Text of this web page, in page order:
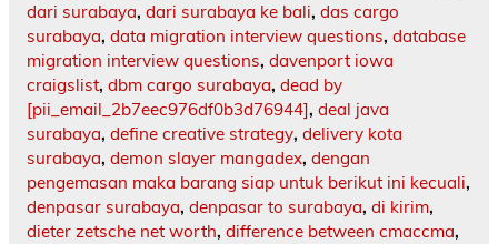
dari surabaya, dari surabaya ke bali, das cargo
surabaya, data migration interview questions, database
migration interview questions, davenport iowa
craigslist, dbm cargo surabaya, dead by
[pii_email_2b7eec976df0b3d76944], deal java
surabaya, define creative strategy, delivery kota
surabaya, demon slayer mangadex, dengan
pengemasan maka barang siap untuk berikut ini kecuali,
denpasar surabaya, denpasar to surabaya, di kirim,
dieter zetsche net worth, difference between cmaccma,